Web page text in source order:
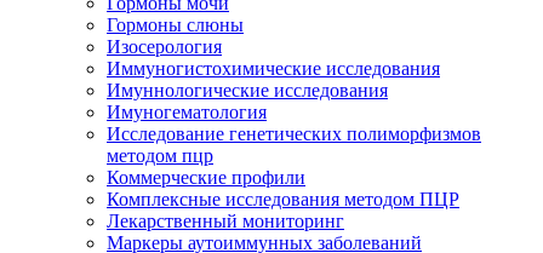
Гормоны слюны
Изосерология
Иммуногистохимические исследования
Имуннологические исследования
Имуногематология
Исследование генетических полиморфизмов
методом пцр
Коммерческие профили
Комплексные исследования методом ПЦР
Лекарственный мониторинг
Маркеры аутоиммунных заболеваний